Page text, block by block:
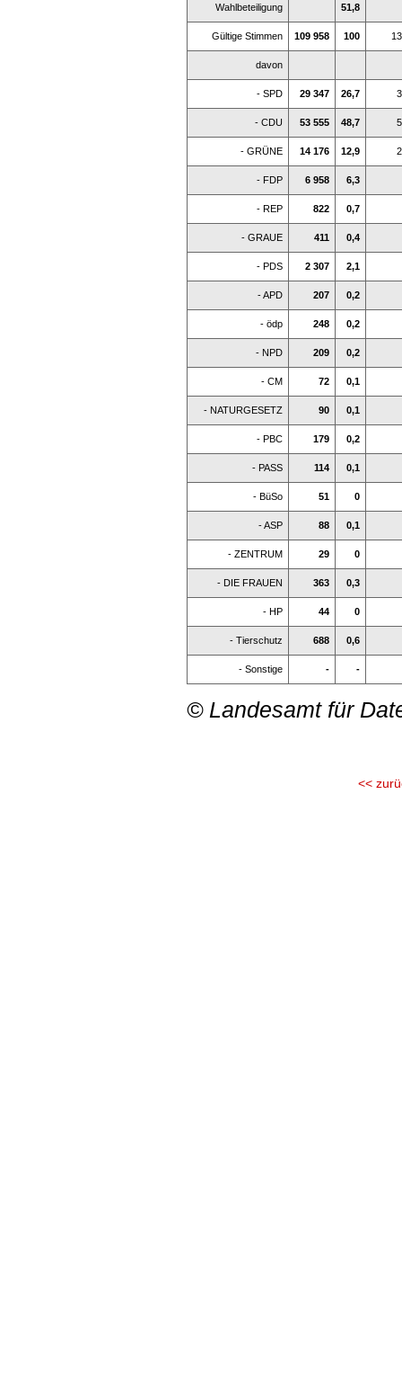
Wahlbeteiligung 51,8
Gültige Stimmen 109 958 100
davon
- SPD 29 347 26,7
- CDU 53 555 48,7
- GRÜNE 14 176 12,9
- FDP 6 958 6,3
- REP 822 0,7
- GRAUE 411 0,4
- PDS 2 307 2,1
- APD 207 0,2
- ödp 248 0,2
- NPD 209 0,2
- CM 72 0,1
- NATURGESETZ 90 0,1
- PBC 179 0,2
- PASS 114 0,1
- BüSo 51 0
- ASP 88 0,1
- ZENTRUM 29 0
- DIE FRAUEN 363 0,3
- HP 44 0
- Tierschutz 688 0,6
- Sonstige - -
© Landesamt für
<<